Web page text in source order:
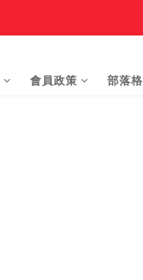
會員政策 部落格